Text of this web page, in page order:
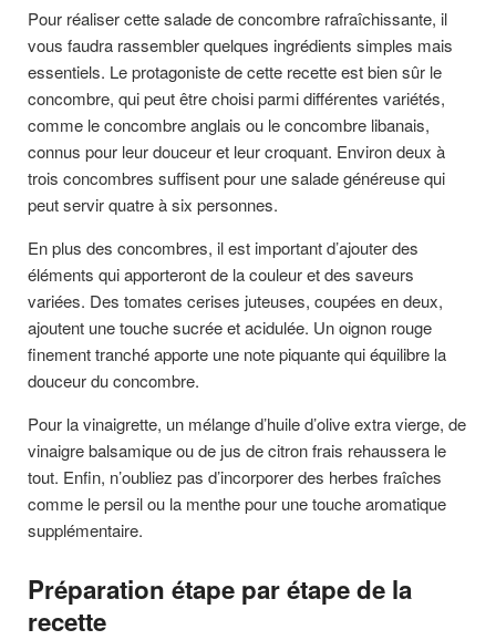
Pour réaliser cette salade de concombre rafraîchissante, il
vous faudra rassembler quelques ingrédients simples mais
essentiels. Le protagoniste de cette recette est bien sûr le
concombre, qui peut être choisi parmi différentes variétés,
comme le concombre anglais ou le concombre libanais,
connus pour leur douceur et leur croquant. Environ deux à
trois concombres suffisent pour une salade généreuse qui
peut servir quatre à six personnes.
En plus des concombres, il est important d’ajouter des
éléments qui apporteront de la couleur et des saveurs
variées. Des tomates cerises juteuses, coupées en deux,
ajoutent une touche sucrée et acidulée. Un oignon rouge
finement tranché apporte une note piquante qui équilibre la
douceur du concombre.
Pour la vinaigrette, un mélange d’huile d’olive extra vierge, de
vinaigre balsamique ou de jus de citron frais rehaussera le
tout. Enfin, n’oubliez pas d’incorporer des herbes fraîches
comme le persil ou la menthe pour une touche aromatique
supplémentaire.
Préparation étape par étape de la
recette